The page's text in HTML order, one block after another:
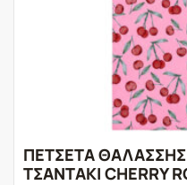
ΠΕΤΣΕΤΑ ΘΑΛΑΣΣΗΣ
ΤΣΑΝΤΑΚΙ CHERRY